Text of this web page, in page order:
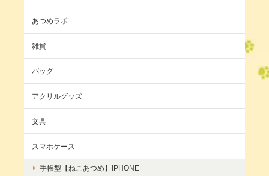
あつめラボ
雑貨
バッグ
アクリルグッズ
文具
スマホケース
手帳型【ねこあつめ】IPHONE